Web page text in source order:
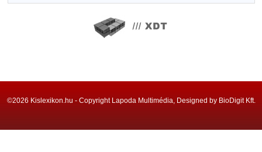
©2026 Kislexikon.hu - Copyright Lapoda Multimédia, Designed by BioDigit Kft.